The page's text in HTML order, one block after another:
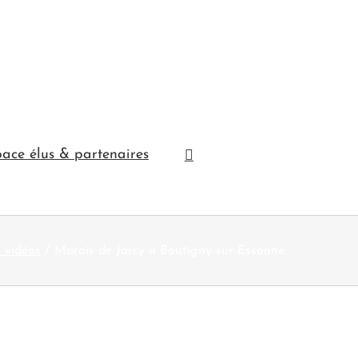
élus & partenaires